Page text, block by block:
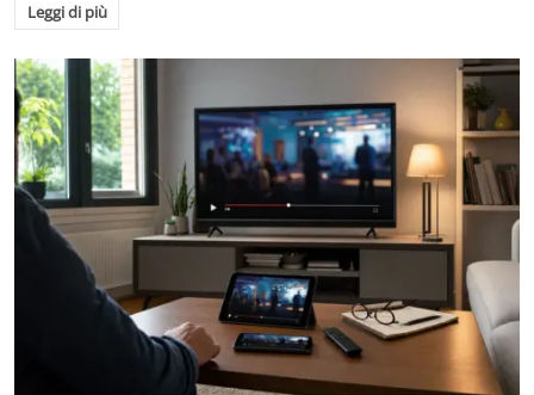
Leggi di più